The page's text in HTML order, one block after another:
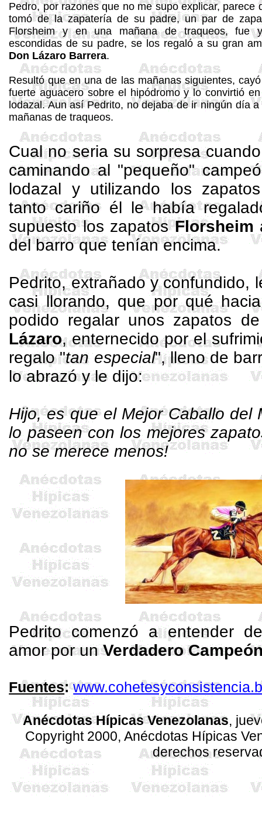
Pedro, por razones que no me supo explicar, parece
tomó de la zapatería de su padre, un par de
Florsheimy en una mañana de traqueos, fue
escondidas de su padre, se los regaló a su gran
Don Lázaro Barrera.
Resultó que en una de las mañanas siguientes,
fuerte aguacero sobre el hipódromo y lo convirtió
lodazal. Aun así Pedrito, no dejaba de ir ningún día a
mañanas de traqueos.
Cual no seria su sorpresa
caminando al "pequeño"
lodazal y utilizando los
tanto cariño él le había
supuesto los zapatosFlorsheim
del barro que tenían encima.
Pedrito, extrañado y confundido,
casi llorando, que por qué
podido regalar unos zapatos
Lázaro, enternecido por el
regalo "tan especial", lleno de
lo abrazó y le dijo:
Hijo, es que el Mejor Caballo del
lo paseen con los mejores
no se merece menos!
Pedrito comenzó a entender
amor por unVerdadero
Fuentes:
Anécdotas Hípicas Venezolanas,
Copyright 2000, Anécdotas Hípicas
derechos